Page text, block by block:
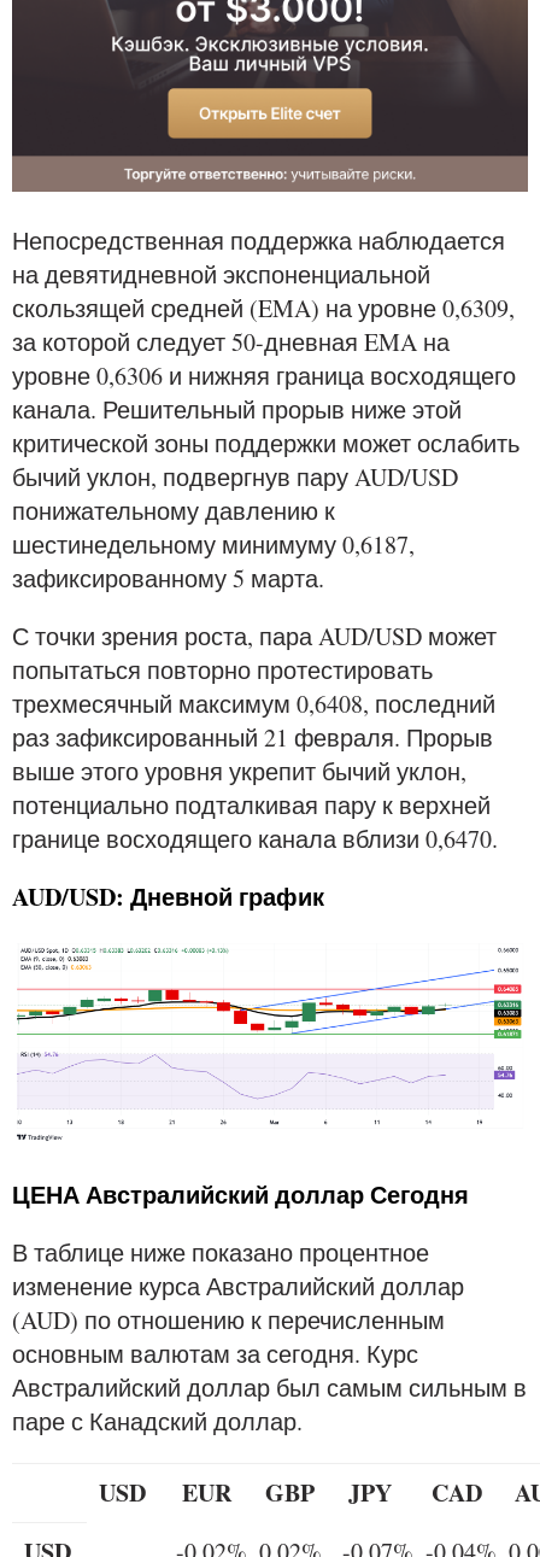
Непосредственная поддержка наблюдается
на девятидневной экспоненциальной
скользящей средней (EMA) на уровне 0,6309,
за которой следует 50-дневная EMA на
уровне 0,6306 и нижняя граница восходящего
канала. Решительный прорыв ниже этой
критической зоны поддержки может ослабить
бычий уклон, подвергнув пару AUD/USD
понижательному давлению к
шестинедельному минимуму 0,6187,
зафиксированному 5 марта.
С точки зрения роста, пара AUD/USD может
попытаться повторно протестировать
трехмесячный максимум 0,6408, последний
раз зафиксированный 21 февраля. Прорыв
выше этого уровня укрепит бычий уклон,
потенциально подталкивая пару к верхней
границе восходящего канала вблизи 0,6470.
AUD/USD: Дневной график
ЦЕНА Австралийский доллар Сегодня
В таблице ниже показано процентное
изменение курса Австралийский доллар
(AUD) по отношению к перечисленным
основным валютам за сегодня. Курс
Австралийский доллар был самым сильным в
паре с Канадский доллар.
USD EUR GBP JPY CAD